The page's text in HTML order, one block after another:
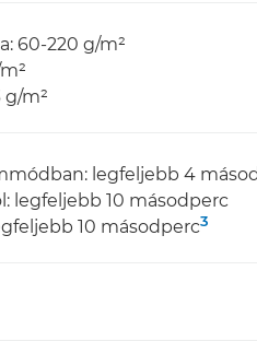
60-220 g/m²
g/m²
legfeljebb 4
legfeljebb 10 másodperc
10 másodperc3